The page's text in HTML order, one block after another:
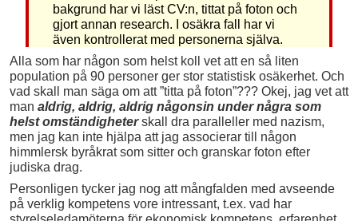
bakgrund har vi läst CV:n, tittat på foton och
gjort annan research. I osäkra fall har vi
även kontrollerat med personerna själva.
Alla som har någon som helst koll vet att en så liten
population på 90 personer ger stor statistisk osäkerhet. Och
vad skall man säga om att ”titta på foton”??? Okej, jag vet att
man aldrig, aldrig, aldrig någonsin under några som
helst omständigheterskall dra paralleller med nazism,
men jag kan inte hjälpa att jag associerar till någon
himmlersk byråkrat som sitter och granskar foton efter
judiska drag.
Personligen tycker jag nog att mångfalden med avseende
på verklig kompetens vore intressant, t.ex. vad har